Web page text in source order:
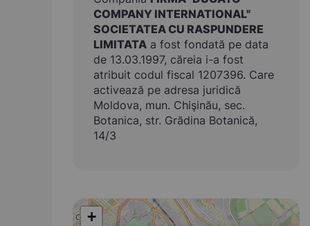
COMPANY INTERNATIONAL"
SOCIETATEA CU RASPUNDERE
LIMITATA a fost fondată pe data
de 13.03.1997, căreia i-a fost
atribuit codul fiscal 1207396. Care
activează pe adresa juridică
Moldova, mun. Chişinău, sec.
Botanica, str. Grădina Botanică,
14/3
+